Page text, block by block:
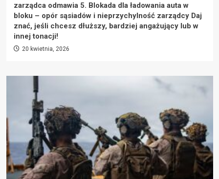
zarządca odmawia 5. Blokada dla ładowania auta w
bloku – opór sąsiadów i nieprzychylność zarządcy Daj
znać, jeśli chcesz dłuższy, bardziej angażujący lub w
innej tonacji!
20 kwietnia, 2026